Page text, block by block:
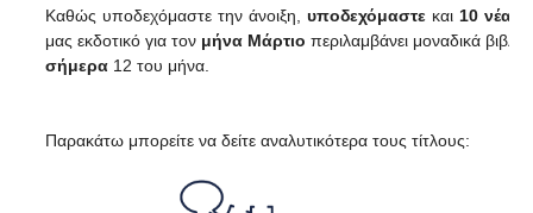
Καθώς υποδεχόμαστε την άνοιξη, υποδεχόμαστε και 10 νέα
μας εκδοτικό για τον μήνα Μάρτιο περιλαμβάνει μοναδικά βιβλία
σήμερα 12 του μήνα.
Παρακάτω μπορείτε να δείτε αναλυτικότερα τους τίτλους: